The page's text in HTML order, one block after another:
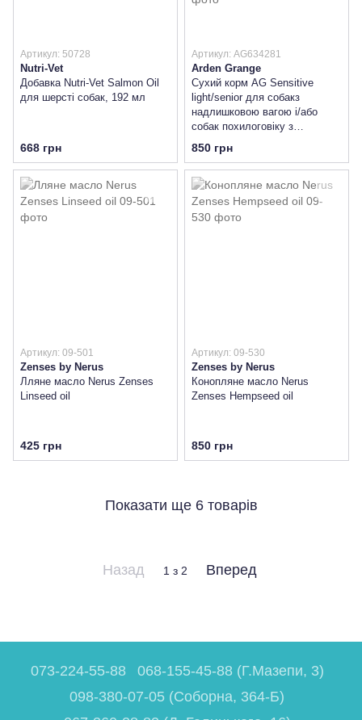
Артикул: 50728
Nutri-Vet
Добавка Nutri-Vet Salmon Oil
для шерсті собак, 192 мл
668 грн
Артикул: AG634281
Arden Grange
Сухий корм AG Sensitive
light/senior для собакз
надлишковою вагою і/або
собак похилоговіку з
делікатним шлунком і/або
чутливою шкірою (океанічна
риба/картопля)
850 грн
Артикул: 09-501
Zenses by Nerus
Лляне масло Nerus Zenses
Linseed oil
425 грн
Артикул: 09-530
Zenses by Nerus
Конопляне масло Nerus
Zenses Hempseed oil
850 грн
Показати ще 6 товарів
Назад 1 з 2 Вперед
073-224-55-88
068-155-45-88 (Г.Мазепи, 3)
098-380-07-05 (Соборна, 364-Б)